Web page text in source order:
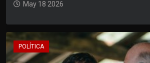
May 18 2026
POLÍTICA